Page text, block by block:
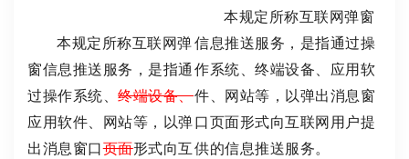
本规定所称互联网弹
窗信息推送服务，是指通
过操作系统、终端设备、
应用软件、网站等，以弹
出消息窗口页面形式向互
本规定所称互联网弹窗
信息推送服务，是指通过操
作系统、终端设备、应用软
件、网站等，以弹出消息窗
口页面形式向互联网用户提
供的信息推送服务。